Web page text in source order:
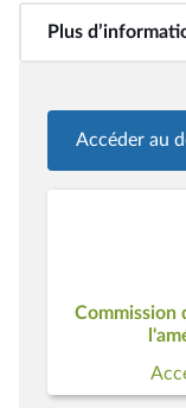
Plus
Accéder au
Commission